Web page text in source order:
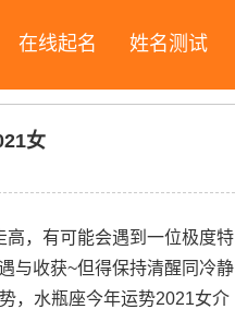
在线起名 姓名测试
女
，有可能会遇到一位极度特
与收获~但得保持清醒同冷静
，水瓶座今年运势2021女介